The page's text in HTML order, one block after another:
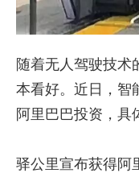
随着无人驾驶技术
本看好。近日，智
阿里巴巴投资，具
驿公里宣布获得阿